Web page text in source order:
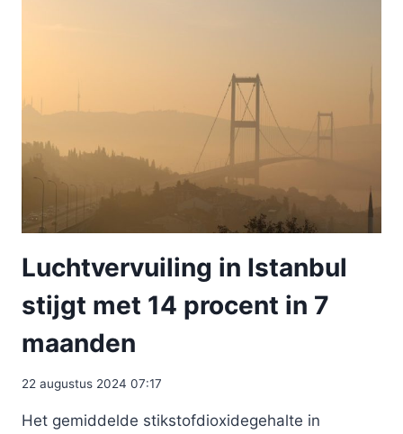
Luchtvervuiling in Istanbul
stijgt met 14 procent in 7
maanden
22 augustus 2024 07:17
Het gemiddelde stikstofdioxidegehalte in